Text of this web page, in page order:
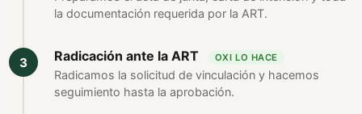
la documentación requerida por la ART.
Radicación ante la ART OXI LO HACE
Radicamos la solicitud de vinculación y hacemos
seguimiento hasta la aprobación.